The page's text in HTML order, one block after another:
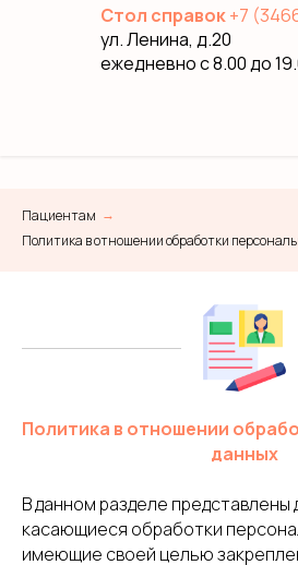
Стол справок+7
ул. Ленина, д.20
ежедневно с 8.00 до
Пациентам →
Политика в отношении обработки
Политика в отношении
данных
В данном разделе представлены
касающиеся обработки
имеющие своей целью